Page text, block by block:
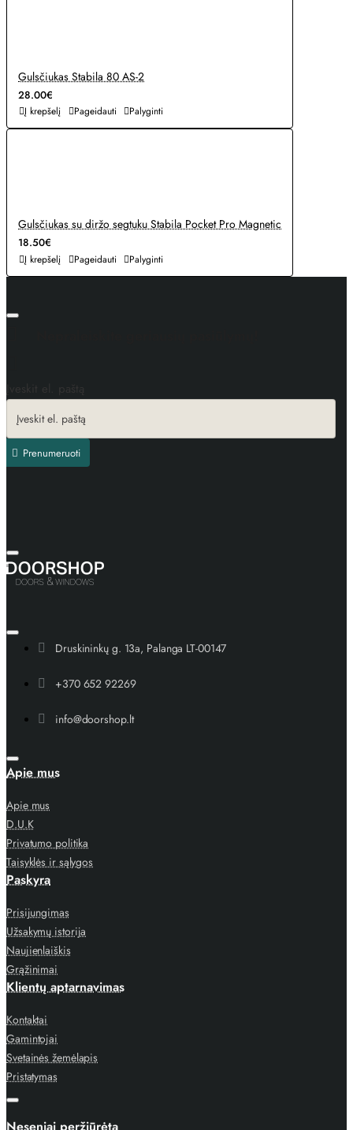
Gulsčiukas Stabila 80 AS-2
28.00€
Į krepšelį Pageidauti Palyginti
Gulsčiukas su diržo segtuku Stabila Pocket Pro Magnetic
18.50€
Į krepšelį Pageidauti Palyginti
Įveskit el. paštą
Prenumeruoti
Druskininkų g. 13a, Palanga LT-00147
+370 652 92269
info@doorshop.lt
Apie mus
Apie mus
D.U.K
Privatumo politika
Taisyklės ir sąlygos
Paskyra
Prisijungimas
Užsakymų istorija
Naujienlaiškis
Grąžinimai
Klientų aptarnavimas
Kontaktai
Gamintojai
Svetainės žemėlapis
Pristatymas